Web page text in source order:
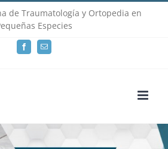
de Traumatología y Ortopedia en
Especies
FacebookEmail